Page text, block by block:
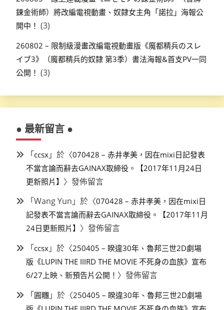
鍊金術師）將改編電視動畫、奴隸女主角「諾拉」海報公
開中！ (3)
260802 – 限制級漫畫改編電視動畫版《魔都精兵のスレ
イブ3》（魔都精兵的奴隸 第3季）書法海報&首支PV一同
公開！ (3)
● 最新留言 ●
「ccsx 」於〈070428 – 赤井孝美，因在mixi日記發表
不當言論而辭去GAINAX取締役。【2017年11月24日
更新照片】 〉發佈留言
「Wang Yun 」於〈070428 – 赤井孝美，因在mixi日
記發表不當言論而辭去GAINAX取締役。【2017年11月
24日更新照片】 〉發佈留言
「ccsx 」於〈250405 – 睽違30年、魯邦三世2D劇場
版《LUPIN THE IIIRD THE MOVIE 不死身の血族》宣布
6/27上映、新預告片公開！ 〉發佈留言
「圓糰 」於〈250405 – 睽違30年、魯邦三世2D劇場